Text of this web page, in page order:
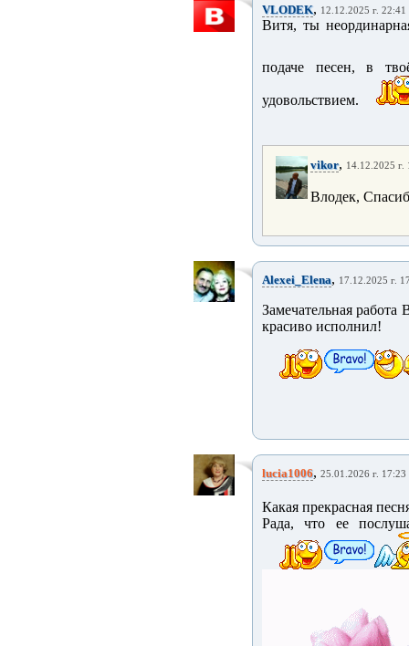
VLODEK, 12.12.2025 г. 22:41
Витя, ты
подаче песен, в
удовольствием.
vikor, 14.12.2025 г.
Влодек,
Alexei_Elena, 17.12.2025 г.
Замечательная
красиво исполнил!
lucia1006, 25.01.2026 г. 17:23
Какая прекрасная
Рада, что ее